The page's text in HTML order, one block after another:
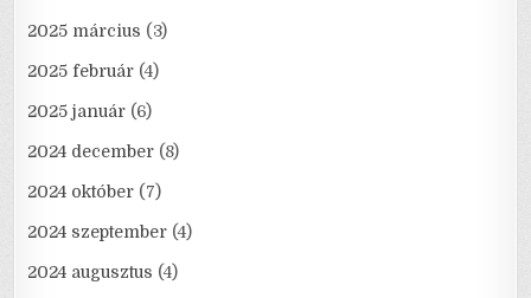
2025 március (3)
2025 február (4)
2025 január (6)
2024 december (8)
2024 október (7)
2024 szeptember (4)
2024 augusztus (4)